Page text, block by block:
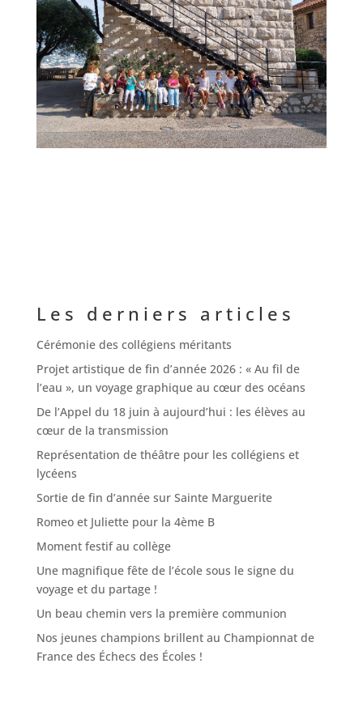
Les derniers articles
Cérémonie des collégiens méritants
Projet artistique de fin d’année 2026 : « Au fil de
l’eau », un voyage graphique au cœur des océans
De l’Appel du 18 juin à aujourd’hui : les élèves au
cœur de la transmission
Représentation de théâtre pour les collégiens et
lycéens
Sortie de fin d’année sur Sainte Marguerite
Romeo et Juliette pour la 4ème B
Moment festif au collège
Une magnifique fête de l’école sous le signe du
voyage et du partage !
Un beau chemin vers la première communion
Nos jeunes champions brillent au Championnat de
France des Échecs des Écoles !